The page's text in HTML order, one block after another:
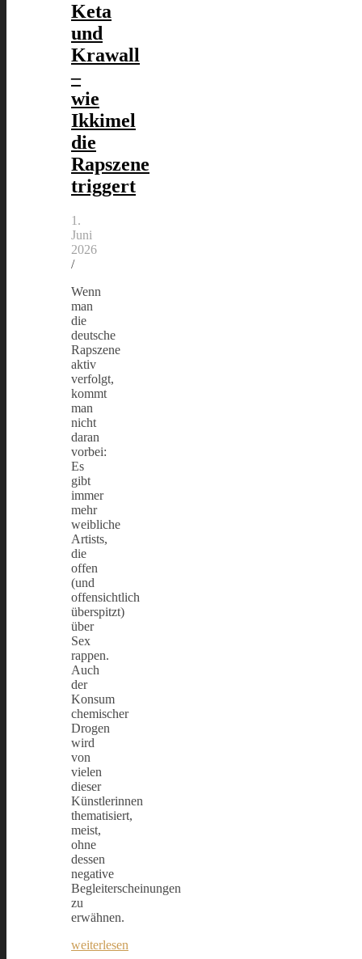
Keta
und
Krawall
–
wie
Ikkimel
die
Rapszene
triggert
1.
Juni
2026
/
Wenn
man
die
deutsche
Rapszene
aktiv
verfolgt,
kommt
man
nicht
daran
vorbei:
Es
gibt
immer
mehr
weibliche
Artists,
die
offen
(und
offensichtlich
überspitzt)
über
Sex
rappen.
Auch
der
Konsum
chemischer
Drogen
wird
von
vielen
dieser
Künstlerinnen
thematisiert,
meist,
ohne
dessen
negative
Begleiterscheinungen
zu
erwähnen.
weiterlesen